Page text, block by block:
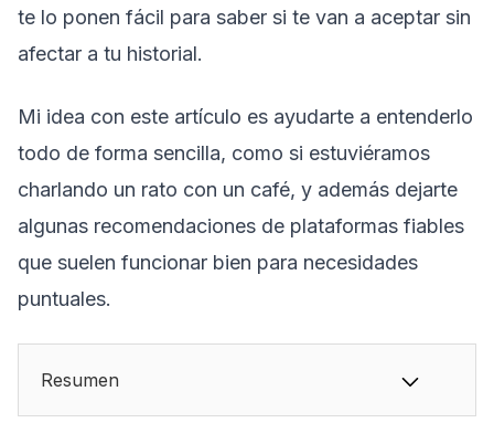
te lo ponen fácil para saber si te van a aceptar sin
afectar a tu historial.
Mi idea con este artículo es ayudarte a entenderlo
todo de forma sencilla, como si estuviéramos
charlando un rato con un café, y además dejarte
algunas recomendaciones de plataformas fiables
que suelen funcionar bien para necesidades
puntuales.
Resumen